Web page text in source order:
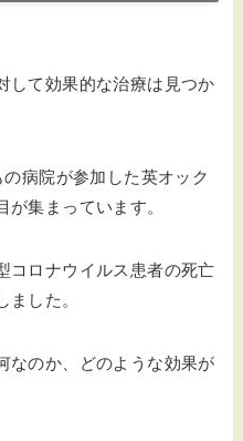
して効果的な治療は見つか
病院が参加した英オック
集まっています。
コロナウイルス患者の死亡
した。
なのか、どのような効果が